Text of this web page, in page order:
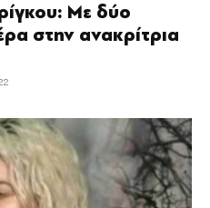
Με δύο
στην ανακρίτρια